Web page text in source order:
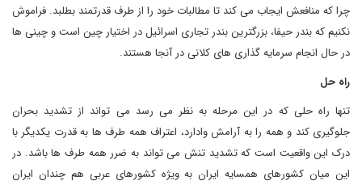
چرا که منافعش ایجاب می کند تا مطالبات خود را از طرف قدرتمند بطلبد. فراموش
نکنیم که بندر حیفا، بزرگترین بندر تجاری اسرائیل در اختیار چین است و چینی ها
در حال انجام سرمایه گذاری های کلانی در آنجا هستند.
راه حل
تنها راه حلی که در این مرحله به نظر می رسد می تواند از تشدید بحران
جلوگیری کند و همه را به آرامش وادارد، اعتراف همه طرف ها به قدرت یکدیگر با
درک این واقعیت است که تشدید تنش می تواند به ضرر همه طرف ها باشد. در
این میان کشورهای همسایه ایران به ویژه کشورهای عربی هم چندان ایران